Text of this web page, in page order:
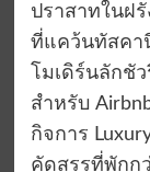
ปราสาทในฝ
ที่แคว้นทัสคา
โมเดิร์นลักชั
สำหรับ
กิจการ
คัดสรรที่พักก